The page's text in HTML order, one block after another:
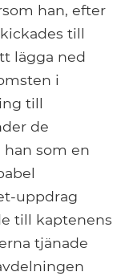
han, efter
till
lägga ned
i
till
de
som en
uppdrag
till kaptenens
tjänade